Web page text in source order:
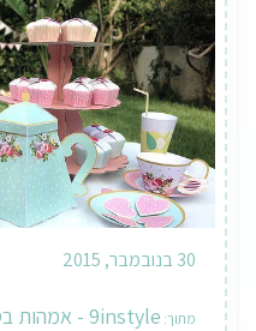
30 בנובמבר, 2015
9instyle - אמהות בסטייל